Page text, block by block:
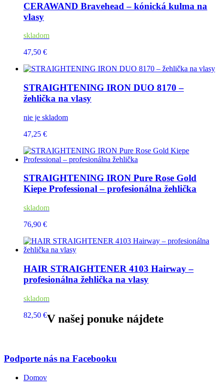
CERAWAND Bravehead – kónická kulma na
vlasy
skladom
47,50 €
STRAIGHTENING IRON DUO 8170 –
žehlička na vlasy
nie je skladom
47,25 €
STRAIGHTENING IRON Pure Rose Gold
Kiepe Professional – profesionálna žehlička
skladom
76,90 €
HAIR STRAIGHTENER 4103 Hairway –
profesionálna žehlička na vlasy
skladom
82,50 €V našej ponuke nájdete
Podporte nás na Facebooku
Domov